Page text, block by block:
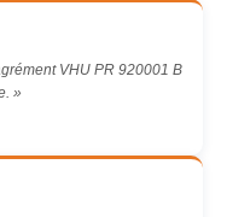
VHU PR 920001 B
»